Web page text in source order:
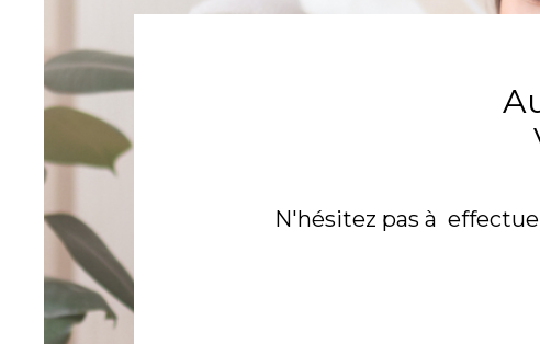
N'hésitez pas à